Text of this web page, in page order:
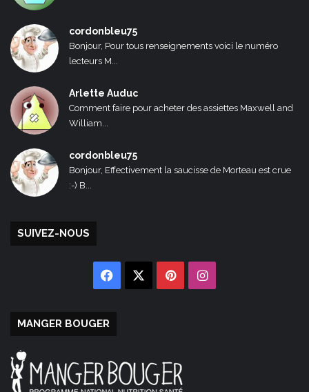
cordonbleu75
Bonjour, Pour tous renseignements voici le numéro
lecteurs M...
Arlette Auduc
Comment faire pour acheter des assiettes Maxwell and
William...
cordonbleu75
Bonjour, Effectivement la saucisse de Morteau est crue
:-) B...
SUIVEZ-NOUS
Facebook PinterestInstagram
MANGER BOUGER